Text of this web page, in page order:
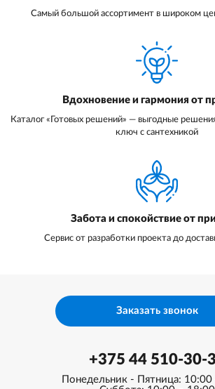
Самый большой ассортимент в широком
Вдохновение и гармония от
Каталог «Готовых решений» — выгодные
ключ с сантехникой
Забота и спокойствие от
Сервис от разработки проекта до
+375 44 510-30-
Понедельник - Пятница:
Заказать звонок